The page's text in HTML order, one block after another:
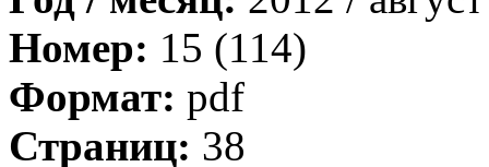
Номер: 15 (114)
Формат: pdf
Страниц: 38